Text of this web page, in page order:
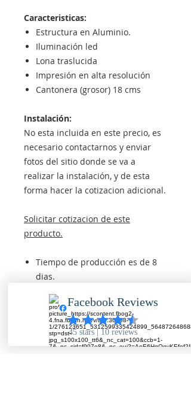
Caracteristicas:
Estructura en Aluminio.
Iluminación led
Lona traslucida
Impresión en alta resolución
Cantonera (grosor) 18 cms
Instalación:
No esta incluida en este precio, es
necesario contactarnos y enviar
fotos del sitio donde se va a
realizar la instalación, y de esta
forma hacer la cotizacion adicional.
Solicitar cotizacion de este
producto.
Tiempo de producción es de 8
dias.
Personal con equipos
certificados
Garantía 2 años